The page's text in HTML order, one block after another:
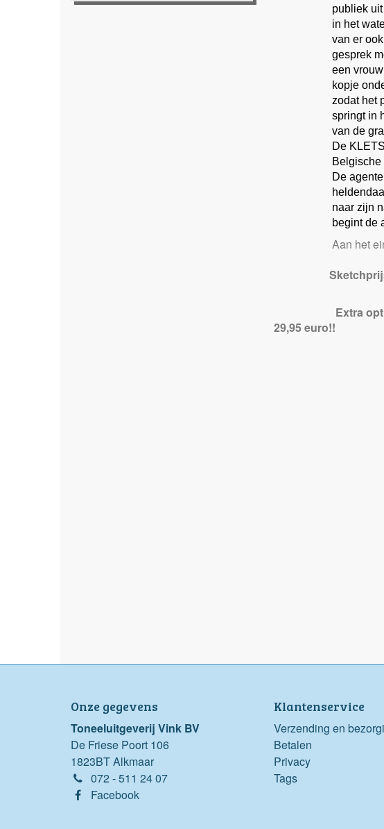
publiek
in het
van er
gesprek
een
kopje
zodat het
springt in
van de
De
Belgische
De
naar zijn
begint de
Aan het
Sketch
Extra
29,95 euro!!
Onze gegevens
Toneeluitgeverij Vink BV
De Friese Poort 106
1823BT Alkmaar
072 - 511 24 07
Facebook
Klantenservice
Verzending en
Betalen
Privacy
Tags